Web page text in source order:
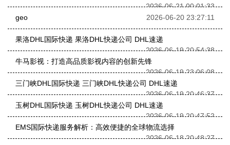
2026-06-21 00:01:33
geo
2026-06-20 23:27:11
果洛DHL国际快递 果洛DHL快递公司 DHL速递
2026-06-19 20:54:38
牛马影视：打造高品质影视内容的创新先锋
2026-06-19 23:06:08
三门峡DHL国际快递 三门峡DHL快递公司 DHL速递
2026-06-19 20:46:37
玉树DHL国际快递 玉树DHL快递公司 DHL速递
2026-06-19 20:47:52
EMS国际快递服务解析：高效便捷的全球物流选择
2026-06-18 20:48:27